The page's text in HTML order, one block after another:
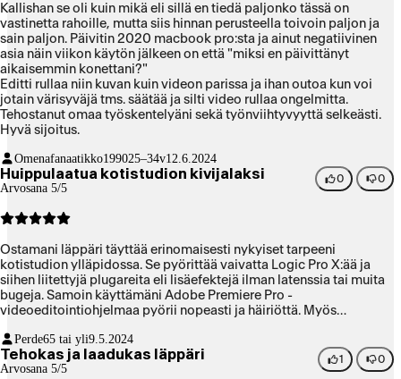
Kallishan se oli kuin mikä eli sillä en tiedä paljonko tässä on
vastinetta rahoille, mutta siis hinnan perusteella toivoin paljon ja
sain paljon. Päivitin 2020 macbook pro:sta ja ainut negatiivinen
asia näin viikon käytön jälkeen on että "miksi en päivittänyt
aikaisemmin konettani?"
Editti rullaa niin kuvan kuin videon parissa ja ihan outoa kun voi
jotain värisyväjä tms. säätää ja silti video rullaa ongelmitta.
Tehostanut omaa työskentelyäni sekä työnviihtyvyyttä selkeästi.
Hyvä sijoitus.
Omenafanaatikko199025–34v12.6.2024
Huippulaatua kotistudion kivijalaksi
Arvosana 5/5
0 0
Ostamani läppäri täyttää erinomaisesti nykyiset tarpeeni
kotistudion ylläpidossa. Se pyörittää vaivatta Logic Pro X:ää ja
siihen liitettyjä plugareita eli lisäefektejä ilman latenssia tai muita
bugeja. Samoin käyttämäni Adobe Premiere Pro -
videoeditointiohjelmaa pyörii nopeasti ja häiriöttä. Myös
TimeMachine-varmuuskopiolta uudelle koneelle sujui
vaivattomasti. Tosin uuden koneen Applen oman sirun vuoksi
jouduin asentamaan osan Adoben ohjelmista uudelleen. Sama
Perde65 tai yli9.5.2024
Tehokas ja laadukas läppäri
Arvosana 5/5
1 0